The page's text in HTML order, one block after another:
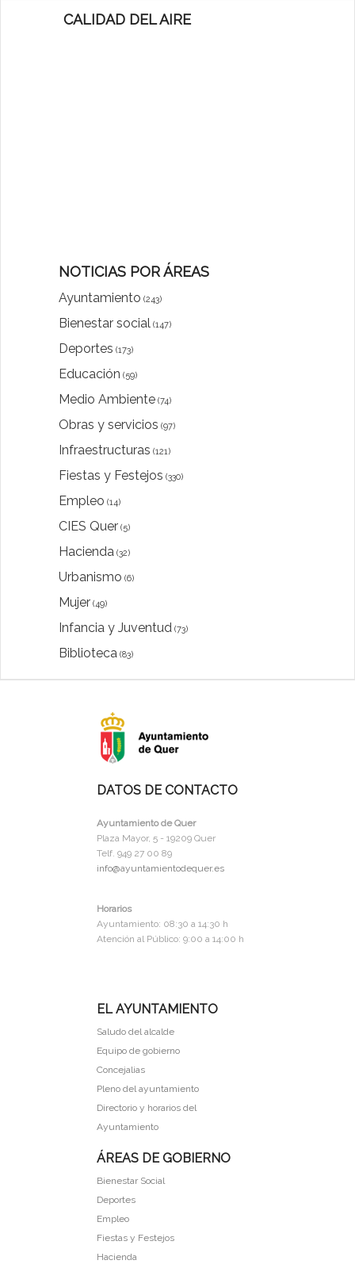
CALIDAD DEL AIRE
NOTICIAS POR ÁREAS
Ayuntamiento (243)
Bienestar social (147)
Deportes (173)
Educación (59)
Medio Ambiente (74)
Obras y servicios (97)
Infraestructuras (121)
Fiestas y Festejos (330)
Empleo (14)
CIES Quer (5)
Hacienda (32)
Urbanismo (6)
Mujer (49)
Infancia y Juventud (73)
Biblioteca (83)
DATOS DE CONTACTO
Ayuntamiento de Quer
Plaza Mayor, 5 - 19209 Quer
Telf. 949 27 00 89
info@ayuntamientodequer.es
Horarios
Ayuntamiento: 08:30 a 14:30 h
Atención al Público: 9:00 a 14:00 h
EL AYUNTAMIENTO
Saludo del alcalde
Equipo de gobierno
Concejalias
Pleno del ayuntamiento
Directorio y horarios del
Ayuntamiento
ÁREAS DE GOBIERNO
Bienestar Social
Deportes
Empleo
Fiestas y Festejos
Hacienda